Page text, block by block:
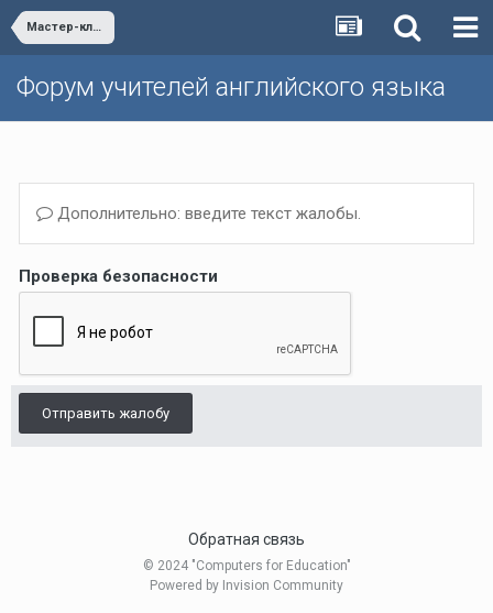
Мастер-классы
Форум учителей английского языка
Дополнительно: введите текст жалобы.
Проверка безопасности
Отправить жалобу
Обратная связь
© 2024 "Computers for Education"
Powered by Invision Community